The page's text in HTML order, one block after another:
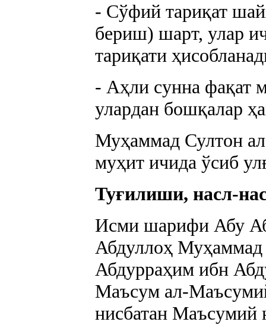
- Сўфий тариқат
бериш) шарт, улар
тариқати
- Аҳли сунна фақат
улардан бошқалар
Муҳаммад Султон
муҳит ичида ўсиб
Туғилиши, насл-
Исми шарифи Абу
Абдуллоҳ
Абдурраҳим ибн
Маъсум ал-
нисбатан Маъсумий